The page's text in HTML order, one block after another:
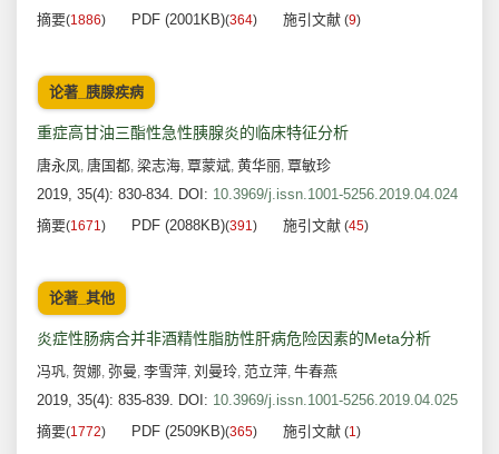
摘要(1886) PDF (2001KB)(364) 施引文献 (9)
论著_胰腺疾病
重症高甘油三酯性急性胰腺炎的临床特征分析
唐永凤, 唐国都, 梁志海, 覃蒙斌, 黄华丽, 覃敏珍
2019, 35(4): 830-834. DOI: 10.3969/j.issn.1001-5256.2019.04.024
摘要(1671) PDF (2088KB)(391) 施引文献 (45)
论著_其他
炎症性肠病合并非酒精性脂肪性肝病危险因素的Meta分析
冯巩, 贺娜, 弥曼, 李雪萍, 刘曼玲, 范立萍, 牛春燕
2019, 35(4): 835-839. DOI: 10.3969/j.issn.1001-5256.2019.04.025
摘要(1772) PDF (2509KB)(365) 施引文献 (1)